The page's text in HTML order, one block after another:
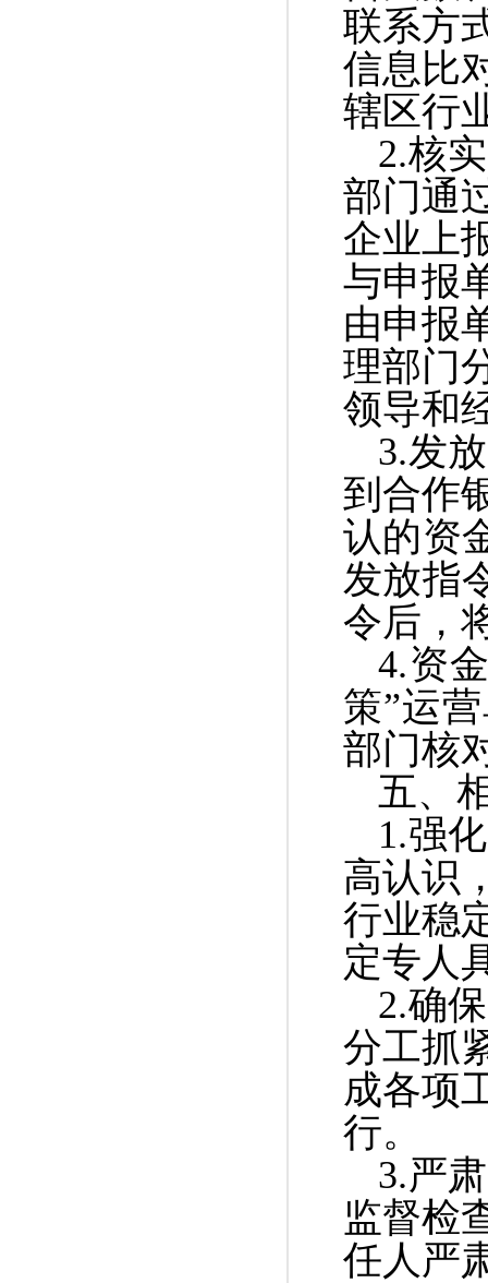
联系方
信息比
辖区行
2.核
部门通
企业上
与申报
由申报
理部门
领导和
3.发
到合作
认的资
发放指
令后，
4.资
策”运
部门核
五、
1.强化
高认识
行业稳
定专人
2.确
分工抓
成各项
行。
3.严
监督检
任人严